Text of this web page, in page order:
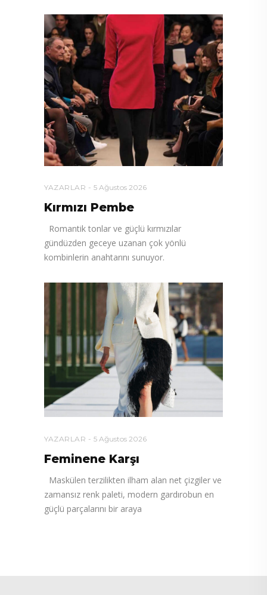
YAZARLAR 5 Ağustos 2026
Kırmızı Pembe
Romantik tonlar ve güçlü kırmızılar
gündüzden geceye uzanan çok yönlü
kombinlerin anahtarını sunuyor.
YAZARLAR 5 Ağustos 2026
Feminene Karşı
Maskülen terzilikten ilham alan net çizgiler ve
zamansız renk paleti, modern gardırobun en
güçlü parçalarını bir araya